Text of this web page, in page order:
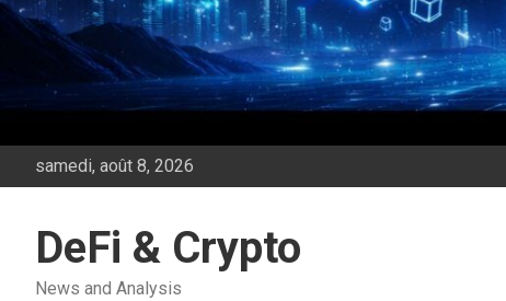
samedi, août 8, 2026
DeFi & Crypto
News and Analysis